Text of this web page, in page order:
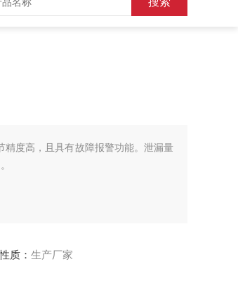
精度高，且具有故障报警功能。泄漏量
质： 生产厂家